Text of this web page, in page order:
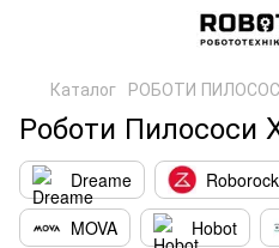
Каталог РОБОТИ
Роботи Пилососи
Dreame Roborock
MOVA
Hobot